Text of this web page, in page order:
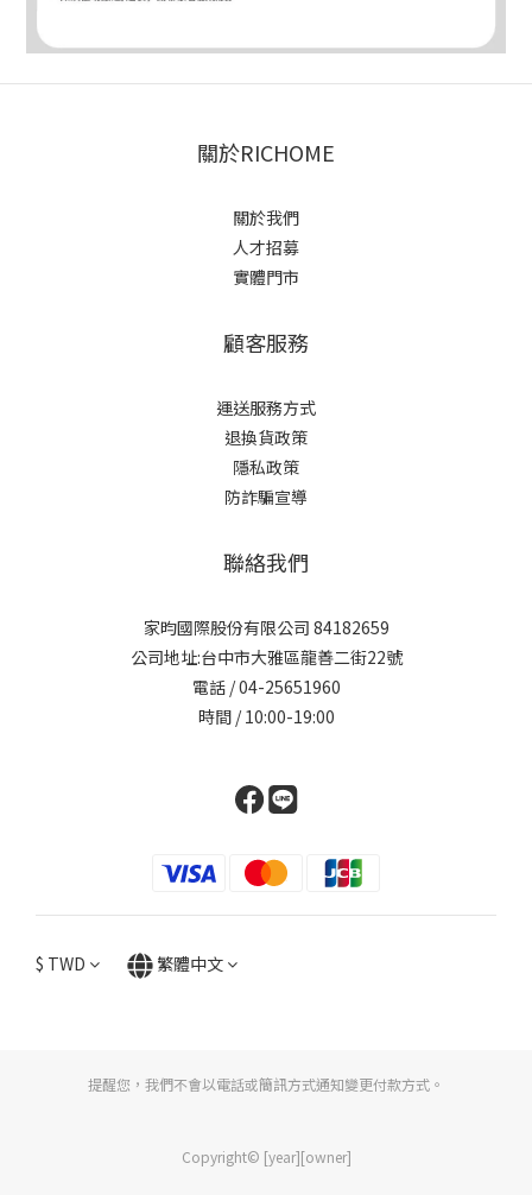
關於RICHOME
關於我們
人才招募
實體門市
顧客服務
運送服務方式
退換貨政策
隱私政策
防詐騙宣導
聯絡我們
家昀國際股份有限公司 84182659
公司地址:台中市大雅區龍善二街22號
電話 / 04-25651960
時間 / 10:00-19:00
$ TWD 繁體中文
提醒您，我們不會以電話或簡訊方式通知變更付款方式。
Copyright© [year][owner]